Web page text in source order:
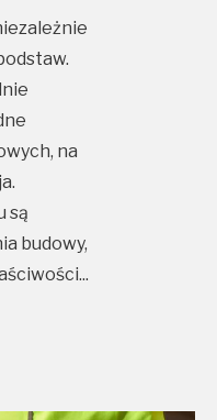
na
są
budowy,
...